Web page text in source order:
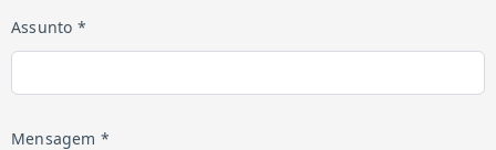
Assunto *
Mensagem *